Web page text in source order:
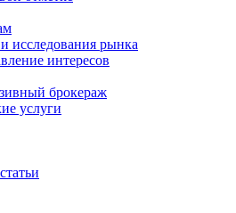
исследования рынка
интересов
брокераж
услуги